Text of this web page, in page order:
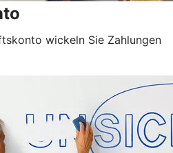
wickeln Sie Zahlungen